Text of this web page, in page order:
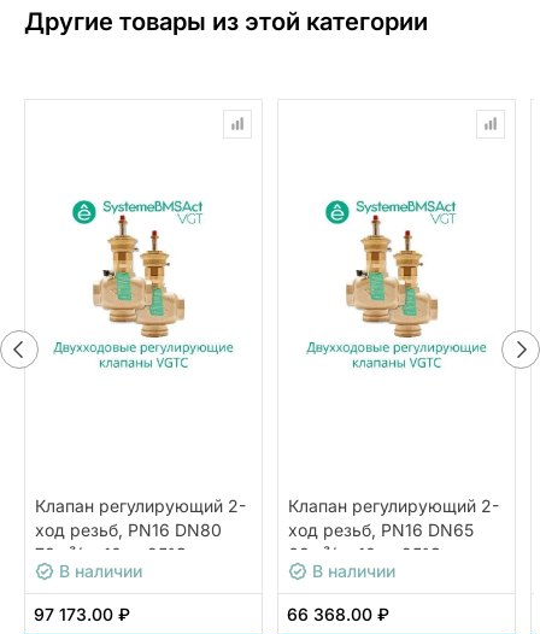
Другие товары из этой категории
Клапан регулирующий 2-
ход резьб, PN16 DN80
78м³/ч -10…+95°С
В наличии
97 173.00 ₽
Клапан регулирующий 2-
ход резьб, PN16 DN65
63м³/ч -10…+95°С
В наличии
66 368.00 ₽